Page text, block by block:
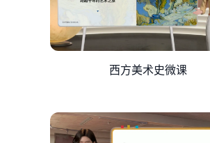
今天的课接近尾声，但探
生活觉察表”并在AI助手打卡
最后，我想和大家分享一段
作为数字时代的原住民和
西方美术史微课